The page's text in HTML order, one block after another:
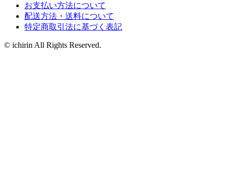
お支払い方法について
配送方法・送料について
特定商取引法に基づく表記
© ichirin All Rights Reserved.